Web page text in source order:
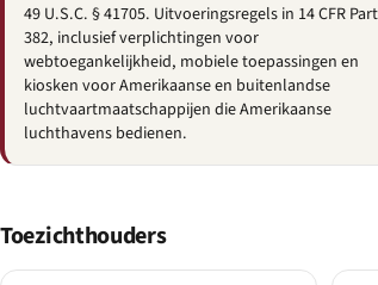
49 U.S.C. § 41705. Uitvoeringsregels in 14 CFR Part
382, inclusief verplichtingen voor
webtoegankelijkheid, mobiele toepassingen en
kiosken voor Amerikaanse en buitenlandse
luchtvaartmaatschappijen die Amerikaanse
luchthavens bedienen.
Toezichthouders